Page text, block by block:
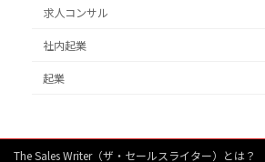
求人コンサル
社内起業
起業
The Sales Writer（ザ・セールスライター）とは？